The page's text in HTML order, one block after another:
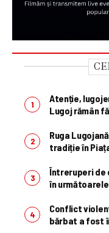
Atenție,
Lugoj rămân
Ruga
tradiție în
Întreruperi de
în
Conflict
bărbat a fost